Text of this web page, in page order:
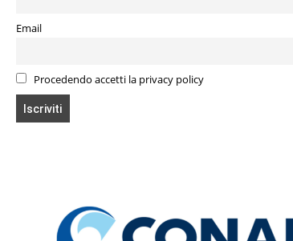
Email
Procedendo accetti la privacy policy